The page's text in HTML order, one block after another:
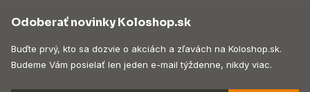
Odoberať novinky Koloshop.sk
Buďte prvý, kto sa dozvie o akciách a zľavách na Koloshop.sk.
Budeme Vám posielať len jeden e-mail týždenne, nikdy viac.